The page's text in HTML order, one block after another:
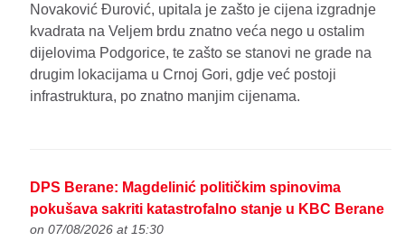
Novaković Đurović, upitala je zašto je cijena izgradnje
kvadrata na Veljem brdu znatno veća nego u ostalim
dijelovima Podgorice, te zašto se stanovi ne grade na
drugim lokacijama u Crnoj Gori, gdje već postoji
infrastruktura, po znatno manjim cijenama.
DPS Berane: Magdelinić političkim spinovima
pokušava sakriti katastrofalno stanje u KBC Berane
on 07/08/2026 at 15:30